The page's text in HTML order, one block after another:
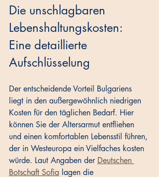
Die unschlagbaren
Lebenshaltungskosten:
Eine detaillierte
Aufschlüsselung
Der entscheidende Vorteil Bulgariens
liegt in den außergewöhnlich niedrigen
Kosten für den täglichen Bedarf. Hier
können Sie der Altersarmut entfliehen
und einen komfortablen Lebensstil führen,
der in Westeuropa ein Vielfaches kosten
würde. Laut Angaben der Deutschen
Botschaft Sofia lagen die